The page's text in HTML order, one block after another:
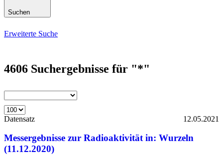
Suchen
Erweiterte Suche
4606 Suchergebnisse für "*"
Datensatz 12.05.2021
Messergebnisse zur Radioaktivität in: Wurzeln
(11.12.2020)